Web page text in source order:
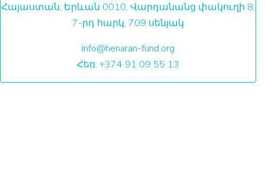
Հայաստան, Երևան 0010, Վարդանանց փակուղի 8,
7-րդ հարկ, 709 սենյակ
info@henaran-fund.org
Հեռ: +374 91 09 55 13